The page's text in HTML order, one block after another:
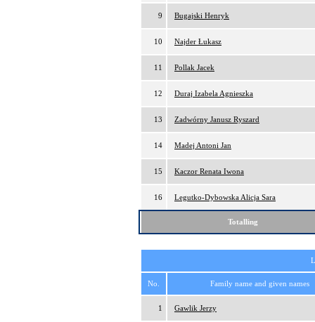
9 Bugajski Henryk
10 Najder Łukasz
11 Pollak Jacek
12 Duraj Izabela Agnieszka
13 Zadwórny Janusz Ryszard
14 Madej Antoni Jan
15 Kaczor Renata Iwona
16 Legutko-Dybowska Alicja Sara
Totalling
No. Family name and given names
1 Gawlik Jerzy